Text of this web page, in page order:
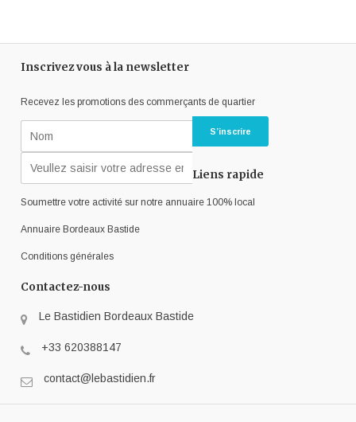
Inscrivez vous à la newsletter
Recevez les promotions des commerçants de quartier
Liens rapide
Soumettre votre activité sur notre annuaire 100% local
Annuaire Bordeaux Bastide
Conditions générales
Contactez-nous
Le Bastidien Bordeaux Bastide
+33 620388147
contact@lebastidien.fr